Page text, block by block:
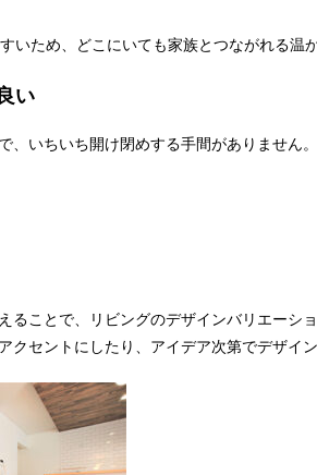
いため、どこにいても家族とつながれる温
い
、いちいち開け閉めする手間がありません
ることで、リビングのデザインバリエーシ
クセントにしたり、アイデア次第でデザイ